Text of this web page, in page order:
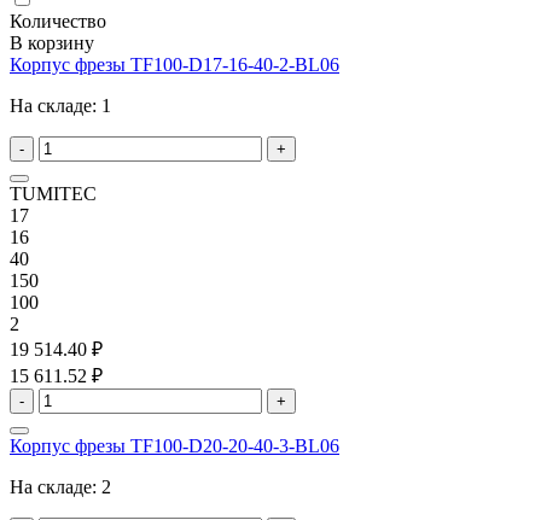
Количество
В корзину
Корпус фрезы TF100-D17-16-40-2-BL06
На складе: 1
- +
TUMITEC
17
16
40
150
100
2
19 514.40 ₽
15 611.52 ₽
- +
Корпус фрезы TF100-D20-20-40-3-BL06
На складе: 2